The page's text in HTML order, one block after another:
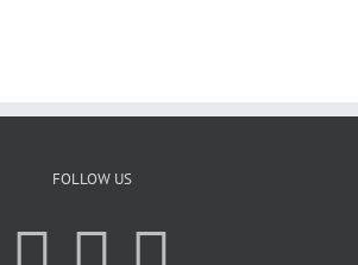
FOLLOW US